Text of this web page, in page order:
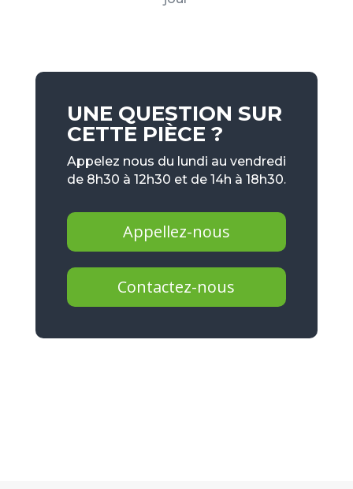
UNE QUESTION SUR
CETTE PIÈCE ?
Appelez nous du lundi au vendredi
de 8h30 à 12h30 et de 14h à 18h30.
Appellez-nous
Contactez-nous